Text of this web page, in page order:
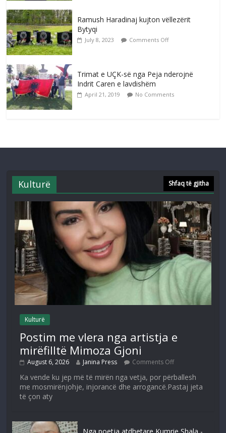
Ramush Haradinaj kujton vëllezërit
Bytyqi
July 8, 2023 Comments Off
Trimat e UÇK-së nga Peja nderojnë
Indrit Caren e lavdishëm
April 21, 2019 No Comments
Kulturë Shfaq të gjitha
Kulturë
Postim me vlera nga artistja e
mirëfilltë Mimoza Gjoni
August 6, 2026 Janina Press Comments Off
Ka vende ku jep më të mirën nga vetja, por përballesh
me mosmirënjohje, injorancë dhe arrogancë.Pastaj jeta
të çon aty